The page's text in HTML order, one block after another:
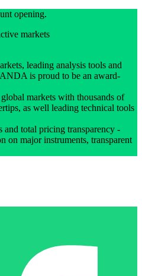
opening.
markets
leading analysis tools and
is proud to be an award-
markets with thousands of
as well leading technical tools
and total pricing transparency -
on major instruments, transparent